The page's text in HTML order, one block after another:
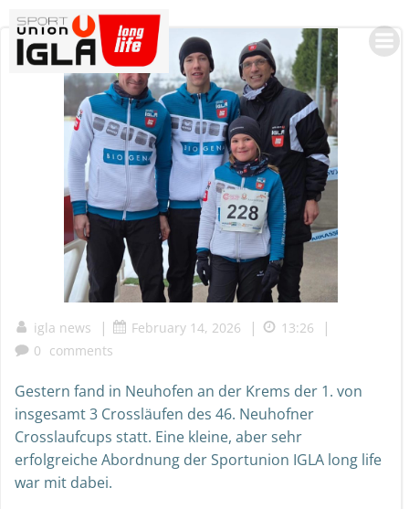
to
content
igla news | February 14, 2026 | 13:26 |
0 comments
Gestern fand in Neuhofen an der Krems der 1. von
insgesamt 3 Crossläufen des 46. Neuhofner
Crosslaufcups statt. Eine kleine, aber sehr
erfolgreiche Abordnung der Sportunion IGLA long life
war mit dabei.